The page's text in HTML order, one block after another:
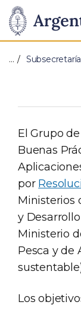
de
Nación
Pasar al
…
El Grupo
Buenas
por
Ministerios
y
Ministerio
Pesca y de
Los